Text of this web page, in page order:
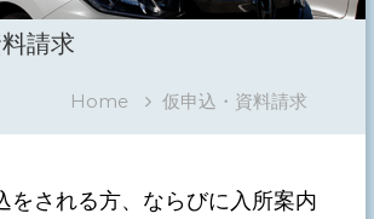
請求
Home 仮申込・資料請求
をされる方、ならびに入所案内